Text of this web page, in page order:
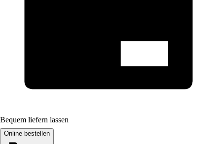
Bequem liefern lassen
Online bestellen